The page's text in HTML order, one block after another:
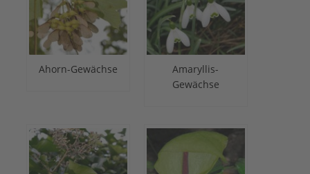
Ahorn-Gewächse
Amaryllis-
Gewächse